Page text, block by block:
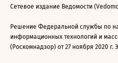
Сетевое издание Ведомости
Решение Федеральной службы по
информационных технологий и
(Роскомнадзор) от 27 ноября 2020 г.